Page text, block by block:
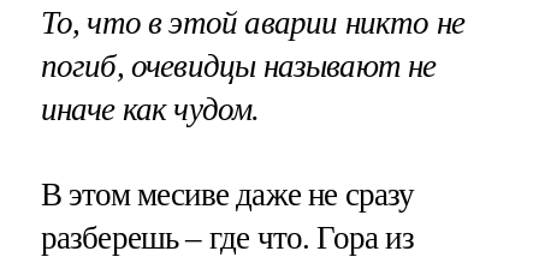
То, что в этой аварии никто не
погиб, очевидцы называют не
иначе как чудом.
В этом месиве даже не сразу
разберешь – где что. Гора из